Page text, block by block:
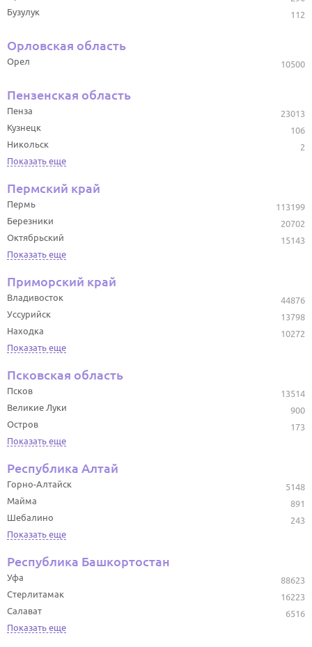
112
Бузулук
Орловская область
10500
Орел
Пензенская область
23013
Пенза
106
Кузнецк
2
Никольск
Показать еще
Пермский край
113199
Пермь
20702
Березники
15143
Октябрьский
Показать еще
Приморский край
44876
Владивосток
13798
Уссурийск
10272
Находка
Показать еще
Псковская область
13514
Псков
900
Великие Луки
173
Остров
Показать еще
Республика Алтай
5148
Горно-Алтайск
891
Майма
243
Шебалино
Показать еще
Республика Башкортостан
88623
Уфа
16223
Стерлитамак
6516
Салават
Показать еще